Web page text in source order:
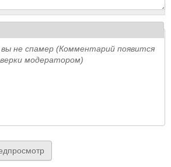
не спамер (Комментарий появится
модератором)